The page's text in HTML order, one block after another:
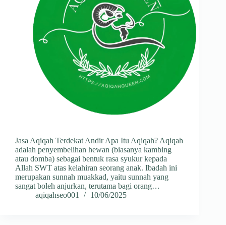
Jasa Aqiqah Terdekat Andir Apa Itu Aqiqah? Aqiqah
adalah penyembelihan hewan (biasanya kambing
atau domba) sebagai bentuk rasa syukur kepada
Allah SWT atas kelahiran seorang anak. Ibadah ini
merupakan sunnah muakkad, yaitu sunnah yang
sangat boleh anjurkan, terutama bagi orang…
aqiqahseo001
10/06/2025